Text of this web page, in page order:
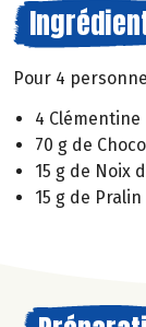
Pour 4
4 Clémentine
70 g de
15 g de Noix
15 g de Pralin